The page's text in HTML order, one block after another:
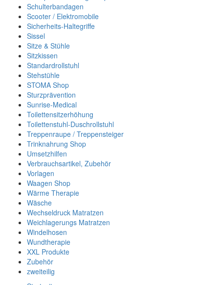
Schulterbandagen
Scooter / Elektromobile
Sicherheits-Haltegriffe
Sissel
Sitze & Stühle
Sitzkissen
Standardrollstuhl
Stehstühle
STOMA Shop
Sturzprävention
Sunrise-Medical
Toilettensitzerhöhung
Toilettenstuhl-Duschrollstuhl
Treppenraupe / Treppensteiger
Trinknahrung Shop
Umsetzhilfen
Verbrauchsartikel, Zubehör
Vorlagen
Waagen Shop
Wärme Therapie
Wäsche
Wechseldruck Matratzen
Weichlagerungs Matratzen
Windelhosen
Wundtherapie
XXL Produkte
Zubehör
zweiteilig